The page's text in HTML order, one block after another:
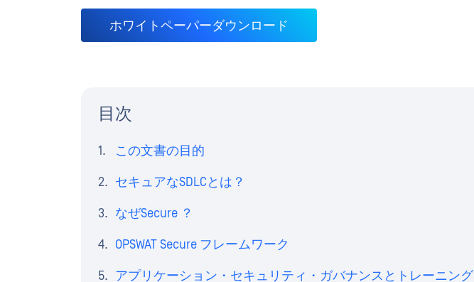
ホワイトペーパーダウンロード
目次
この文書の目的
セキュアなSDLCとは？
なぜSecure ？
OPSWAT Secure フレームワーク
アプリケーション・セキュリティ・ガバナンスとトレーニング